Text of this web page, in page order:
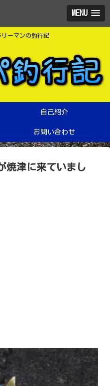
MENU
ーマンの釣行記
自己紹介
お問い合わせ
焼津に来ていまし